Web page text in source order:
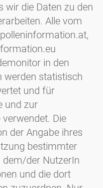
wir die Daten zu den
Alle vom
in den
werden statistisch
und für
und zur
Die
der Angabe ihres
bestimmter
dem/der NutzerIn
und die dort